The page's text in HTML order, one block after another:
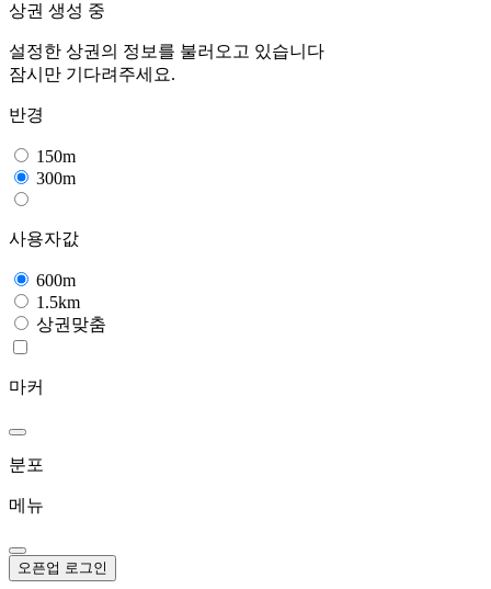
상권 생성 중
설정한 상권의 정보를 불러오고 있습니다
잠시만 기다려주세요.
반경
150m
300m
사용자값
600m
1.5km
상권맞춤
마커
분포
메뉴
오픈업 로그인